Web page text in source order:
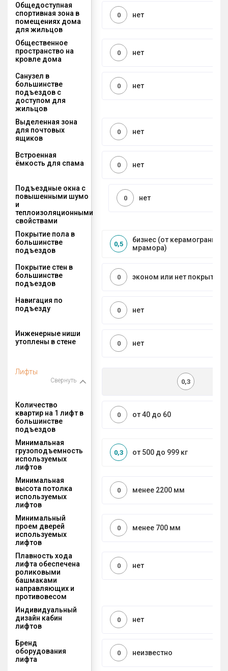
Общедоступная
спортивная зона в
помещениях дома
для жильцов
нет
0
Общественное
пространство на
кровле дома
нет
0
Санузел в
большинстве
подъездов с
доступом для
жильцов
нет
0
Выделенная зона
для почтовых
ящиков
нет
0
Встроенная
ёмкость для спама
нет
0
Подъездные окна с
повышенными шумо
и
теплоизоляционными
свойствами
нет
0
Покрытие пола в
большинстве
подъездов
бизнес (от керамогранита
мрамора)
0,5
Покрытие стен в
большинстве
подъездов
эконом или нет покрытия
0
Навигация по
подъезду
нет
0
Инженерные ниши
утоплены в стене
нет
0
Лифты
Свернуть 0,3
Количество
квартир на 1 лифт в
большинстве
подъездов
от 40 до 60
0
Минимальная
грузоподъемность
используемых
лифтов
от 500 до 999 кг
0,3
Минимальная
высота потолка
используемых
лифтов
менее 2200 мм
0
Минимальный
проем дверей
используемых
лифтов
менее 700 мм
0
Плавность хода
лифта обеспечена
роликовыми
башмаками
направляющих и
противовесом
нет
0
Индивидуальный
дизайн кабин
лифтов
нет
0
Бренд
оборудования
лифта
неизвестно
0